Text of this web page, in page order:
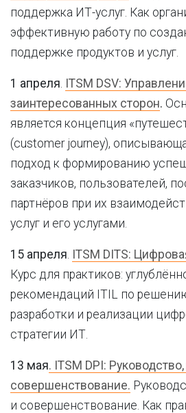
поддержка ИТ-услуг. Как
эффективную работу по
поддержке продуктов и услуг.
1 апреля. ITSM DSV:
заинтересованных сторон.
является концепция
(customer journey),
подход к формированию
заказчиков, пользователей,
партнёров при их
услуг и его услугами.
15 апреля. ITSM DITS:
Курс для практиков:
рекомендаций ITIL по
разработки и реализации
стратегии ИТ.
13 мая. ITSM DPI:
совершенствование.
и совершенствование. Как